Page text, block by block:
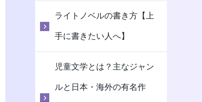
ライトノベルの書き方【上
手に書きたい人へ】
児童文学とは？主なジャン
ルと日本・海外の有名作